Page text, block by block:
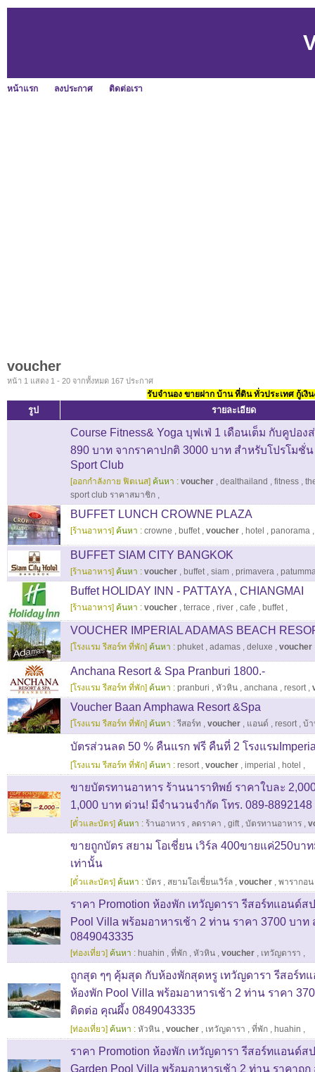
หน้าแรก ลงประกาศ ติดต่อเรา
voucher
หน้า 1 แสดง 1 - 20 จากทั้งหมด 167 ประกาศ
รับจำนอง ขายฝาก บ้าน ที่ดิน ทั่วประเทศ กู้เงิ
รูป รายละเอียด
Course Fitness& Yoga บุฟเฟ่ 1 เดือนเต็ม กับคูปอง
890 บาท จากราคาปกติ 3000 บาท สำหรับโปรโมชั่
Sport Club
[ออกกำลังกาย ฟิตเนส] ค้นหา : voucher , dealthailand , fitness ,
sport club ราคาสมาชิก ,
BUFFET LUNCH CROWNE PLAZA
[ร้านอาหาร] ค้นหา : crowne , buffet, voucher , hotel , panorama ,
BUFFET SIAM CITY BANGKOK
[ร้านอาหาร] ค้นหา : voucher , buffet, siam , primavera ,
Buffet HOLIDAY INN - PATTAYA , CHIANGMAI
[ร้านอาหาร] ค้นหา : voucher , terrace , river , cafe , buffet,
VOUCHER IMPERIAL ADAMAS BEACH
[โรงแรม รีสอร์ท ที่พัก] ค้นหา : phuket, adamas , deluxe , voucher
Anchana Resort & Spa Pranburi 1800.-
[โรงแรม รีสอร์ท ที่พัก] ค้นหา : pranburi , หัวหิน , anchana , resort,
Voucher Baan Amphawa Resort &Spa
[โรงแรม รีสอร์ท ที่พัก] ค้นหา : รีสอร์ท , voucher , แอนด์ , resort, บ้
บัตรส่วนลด 50 % คืนแรก ฟรี คืนที่ 2 โรงแรม
[โรงแรม รีสอร์ท ที่พัก] ค้นหา : resort, voucher , imperial , hotel ,
ขายบัตรทานอาหาร ร้านนาราทิพย์ ราคาใบละ
1,000 บาท ด่วน! มีจำนวนจำกัด โทร. 089-8892148
[ตั๋วและบัตร] ค้นหา : ร้านอาหาร , ลดราคา , gift, บัตรทานอาหาร ,
ขายถูกบัตร สยาม โอเชี่ยน เวิร์ล 400ขายแค่250บา
เท่านั้น
[ตั๋วและบัตร] ค้นหา : บัตร , สยามโอเชี่ยนเวิร์ล , voucher , พารากอน
ราคา Promotion ห้องพัก เทวัญดารา รีสอร์ทแอนด์ส
Pool Villa พร้อมอาหารเช้า 2 ท่าน ราคา 3700 บา
0849043335
[ท่องเที่ยว] ค้นหา : huahin , ที่พัก , หัวหิน , voucher , เทวัญดารา ,
ถูกสุด ๆๆ คุ้มสุด กับห้องพักสุดหรู เทวัญดารา รีสอร์ท
ห้องพัก Pool Villa พร้อมอาหารเช้า 2 ท่าน ราคา
ติดต่อ คุณผึ้ง 0849043335
[ท่องเที่ยว] ค้นหา : หัวหิน , voucher , เทวัญดารา , ที่พัก , huahin ,
ราคา Promotion ห้องพัก เทวัญดารา รีสอร์ทแอนด์ส
Garden Pool Villa พร้อมอาหารเช้า 2 ท่าน ราคาถู